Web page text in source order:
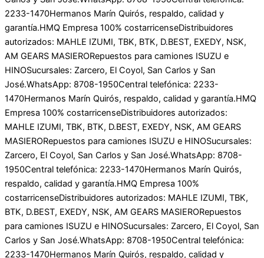
2233-1470Hermanos Marín Quirós, respaldo, calidad y
garantía.HMQ Empresa 100% costarricenseDistribuidores
autorizados: MAHLE IZUMI, TBK, BTK, D.BEST, EXEDY, NSK,
AM GEARS MASIERORepuestos para camiones ISUZU e
HINOSucursales: Zarcero, El Coyol, San Carlos y San
José.WhatsApp: 8708-1950Central telefónica: 2233-
1470Hermanos Marín Quirós, respaldo, calidad y garantía.HMQ
Empresa 100% costarricenseDistribuidores autorizados:
MAHLE IZUMI, TBK, BTK, D.BEST, EXEDY, NSK, AM GEARS
MASIERORepuestos para camiones ISUZU e HINOSucursales:
Zarcero, El Coyol, San Carlos y San José.WhatsApp: 8708-
1950Central telefónica: 2233-1470Hermanos Marín Quirós,
respaldo, calidad y garantía.HMQ Empresa 100%
costarricenseDistribuidores autorizados: MAHLE IZUMI, TBK,
BTK, D.BEST, EXEDY, NSK, AM GEARS MASIERORepuestos
para camiones ISUZU e HINOSucursales: Zarcero, El Coyol, San
Carlos y San José.WhatsApp: 8708-1950Central telefónica:
2233-1470Hermanos Marín Quirós, respaldo, calidad y